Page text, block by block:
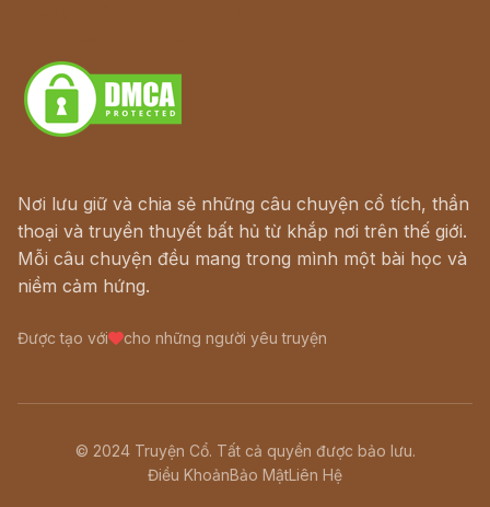
Nơi lưu giữ và chia sẻ những câu chuyện cổ tích, thần
thoại và truyền thuyết bất hủ từ khắp nơi trên thế giới.
Mỗi câu chuyện đều mang trong mình một bài học và
niềm cảm hứng.
Được tạo với cho những người yêu truyện
© 2024 Truyện Cổ. Tất cả quyền được bảo lưu.
Điều KhoảnBảo MậtLiên Hệ